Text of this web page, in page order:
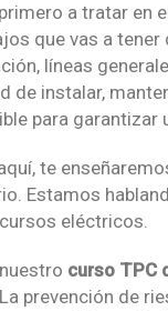
a tratar en
que vas a
líneas
de instalar,
para garantizar
te
Estamos
eléctricos.
curso TPC
prevención de